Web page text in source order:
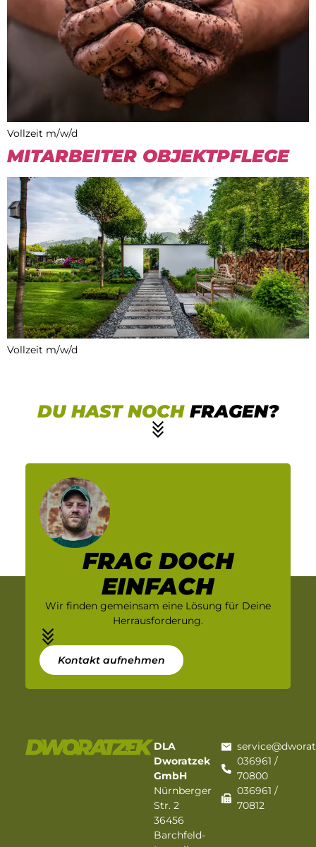
Vollzeit m/w/d
MITARBEITER OBJEKTPFLEGE
Vollzeit m/w/d
DU HAST NOCHFRAGEN?
FRAG DOCH
EINFACH
Wir finden gemeinsam eine Lösung für Deine
Herrausforderung.
Kontakt aufnehmen
DLA
Dworatzek
GmbH
Nürnberger
Str. 2
36456
Barchfeld-
036961 /
70800
036961 /
70812